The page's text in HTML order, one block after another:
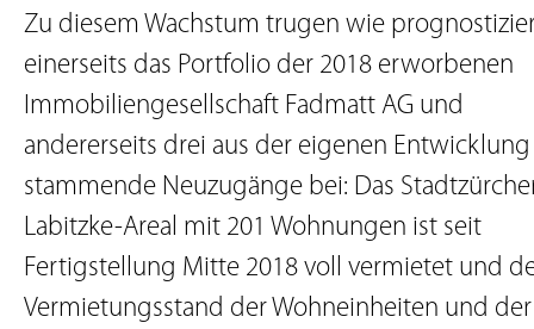
Zu diesem Wachstum trugen wie
einerseits das Portfolio der 2018 erworbenen
Immobiliengesellschaft Fadmatt AG und
andererseits drei aus der eigenen Entwicklung
stammende Neuzugänge bei: Das
Labitzke-Areal mit 201 Wohnungen ist seit
Fertigstellung Mitte 2018 voll vermietet und
Vermietungsstand der Wohneinheiten und der